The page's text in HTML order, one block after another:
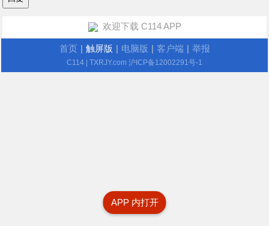
APP 内打开
欢迎下载 C114 APP
首页 触屏版 电脑版 客户端 举报
C114 | TXRJY.com 沪ICP备12002291号-1